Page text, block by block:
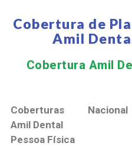
Cobertura de
Amil
Cobertura Amil
Coberturas
Amil Dental
Pessoa Física
Nacional